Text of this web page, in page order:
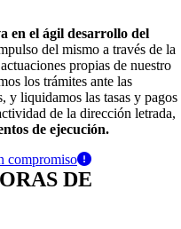
en el ágil desarrollo del
del mismo a través de la
propias de nuestro
los trámites ante las
y liquidamos las tasas y pagos
de la dirección letrada,
de ejecución.
compromiso
DE